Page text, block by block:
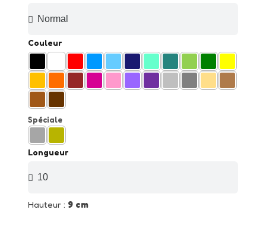
Couleur
Spéciale
Longueur
Hauteur : 9 cm